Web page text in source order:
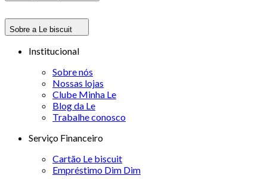
Sobre a Le biscuit
Institucional
Sobre nós
Nossas lojas
Clube Minha Le
Blog da Le
Trabalhe conosco
Serviço Financeiro
Cartão Le biscuit
Empréstimo Dim Dim